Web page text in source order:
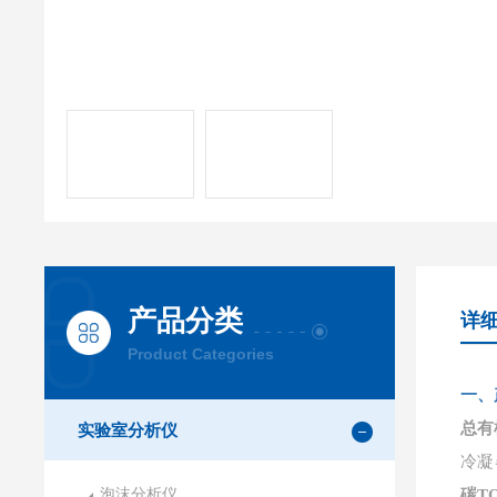
产品分类
Product Categories
实验室分析仪
详
一
总
冷